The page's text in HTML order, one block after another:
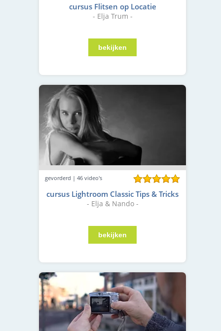
cursus Flitsen op Locatie
- Elja Trum -
gevorderd | 46 video's
cursus Lightroom Classic Tips & Tricks
- Elja & Nando -